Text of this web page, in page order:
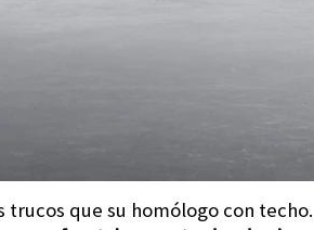
trucos que su homólogo con techo.